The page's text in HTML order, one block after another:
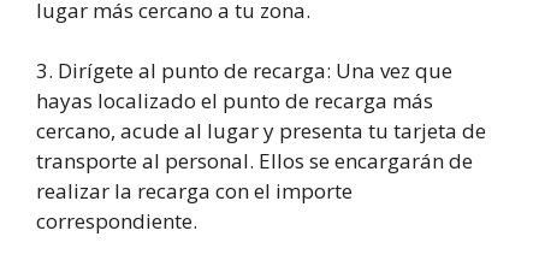
lugar más cercano a tu zona.
3. Dirígete al punto de recarga: Una vez que
hayas localizado el punto de recarga más
cercano, acude al lugar y presenta tu tarjeta de
transporte al personal. Ellos se encargarán de
realizar la recarga con el importe
correspondiente.